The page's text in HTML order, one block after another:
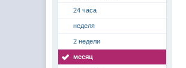
24 часа
неделя
2 недели
месяц